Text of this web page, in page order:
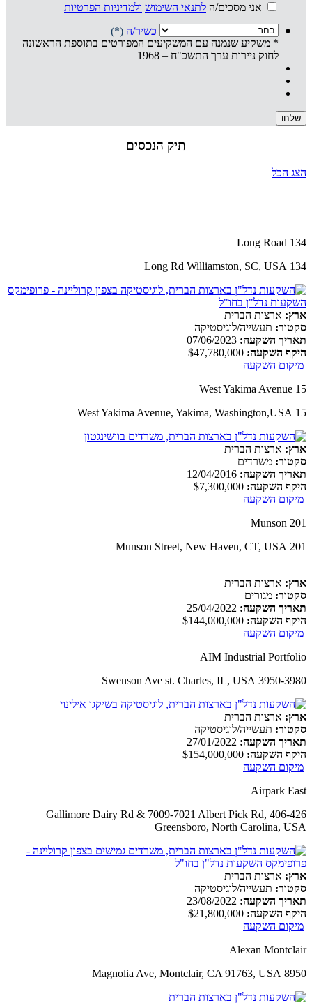
אני מסכים/ה לתנאי השימוש ולמדיניות הפרטיות
אני מצהיר/ה שהנני
משקיע/ה כשיר/ה (*)
* משקיע שנמנה עם המשקיעים המפורטים בתוספת הראשונה
לחוק ניירות ערך התשכ"ח – 1968
תיק הנכסים
הצג הכל
134 Long Road
134 Long Rd Williamston, SC, USA
ארץ: ארצות הברית
סקטור: תעשייה/לוגיסטיקה
תאריך השקעה:
היקף השקעה:
מיקום השקעה
15 West Yakima Avenue
15 West Yakima Avenue, Yakima, Washington,USA
ארץ: ארצות הברית
סקטור: משרדים
תאריך השקעה:
היקף השקעה:
מיקום השקעה
201 Munson
201 Munson Street, New Haven, CT, USA
ארץ: ארצות הברית
סקטור: מגורים
תאריך השקעה:
היקף השקעה:
מיקום השקעה
AIM Industrial Portfolio
3950-3980 Swenson Ave st. Charles, IL, USA
ארץ: ארצות הברית
סקטור: תעשייה/לוגיסטיקה
תאריך השקעה:
היקף השקעה:
מיקום השקעה
Airpark East
406-426 Gallimore Dairy Rd & 7009-7021 Albert Pick Rd,
Greensboro, North Carolina, USA
ארץ: ארצות הברית
סקטור: תעשייה/לוגיסטיקה
תאריך השקעה:
היקף השקעה:
מיקום השקעה
Alexan Montclair
8950 Magnolia Ave, Montclair, CA 91763, USA